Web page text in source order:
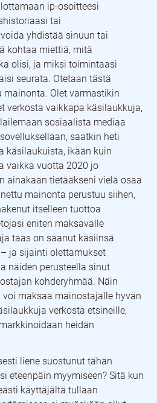
ip-osoitteesi
tai
yhdistää sinuun tai
kohtaa miettiä, mitä
olisi, ja miksi toimintaasi
seurata. Otetaan tästä
mainonta. Olet varmastikin
verkosta vaikkapa käsilaukkuja,
sosiaalista mediaa
saatkin heti
käsilaukuista, ikään kuin
vaikka vuotta 2020 jo
ainakaan tietääkseni vielä osaa
mainonta perustuu siihen,
itselleen tuottoa
eniten maksavalle
taas on saanut käsiinsä
ja sijainti olettamukset
näiden perusteella sinut
kohderyhmää. Näin
maksaa mainostajalle hyvän
verkosta etsineille,
heidän
liene suostunut tähän
eteenpäin myymiseen? Sitä kun
käyttäjältä tullaan